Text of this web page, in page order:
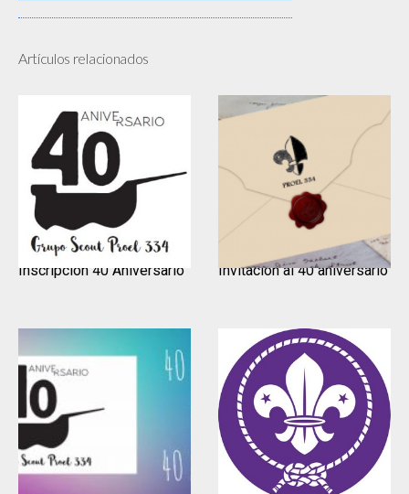
Artículos relacionados
Inscripción 40 Aniversario Invitación al 40 aniversario